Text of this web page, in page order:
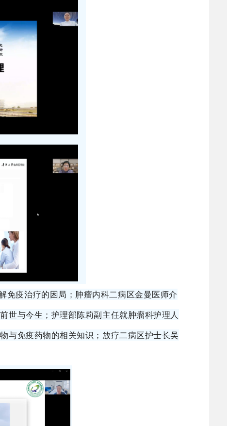
免疫治疗的困局； 肿瘤内科二病区金曼医师介
世与今生；护理部陈莉副主任就肿瘤科护理人
与免疫药物的相关知识；放疗二病区护士长吴